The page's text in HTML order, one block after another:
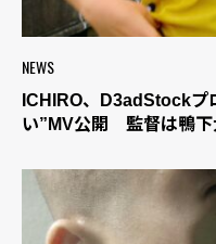
NEWS
ICHIRO、D3adStockプ
い”MV公開 監督は鴨下